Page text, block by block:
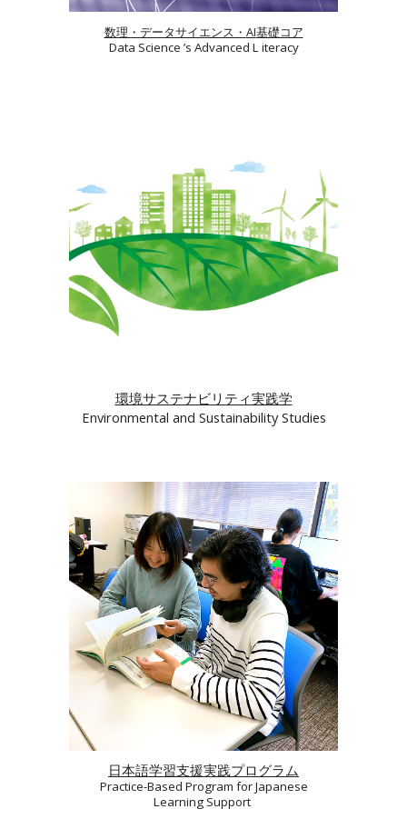
数理・データサイエンス・ AI基礎コア
Data Science ’s Advanced L iteracy
環境サステナビリティ実践学
Environmental and Sustainability Studies
日本語学習支援実践プログラム
Practice-Based Program for Japanese
Learning Support